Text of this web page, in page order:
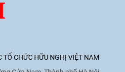
bình, hữu nghị giữa các dân tộc"
Đại sứ Hungary tại Việt Nam
TỔ CHỨC HỮU NGHỊ VIỆT NAM